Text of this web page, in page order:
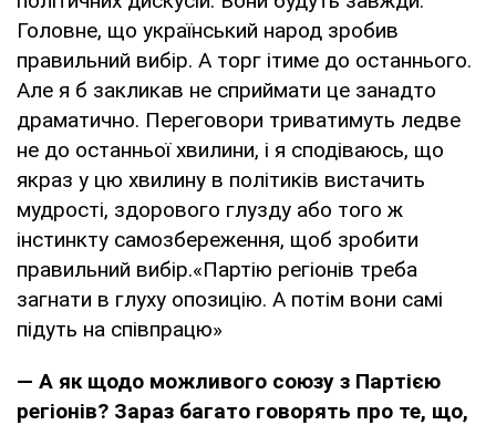
Головне, що український народ зробив
правильний вибір. А торг ітиме до останнього.
Але я б закликав не сприймати це занадто
драматично. Переговори триватимуть ледве
не до останньої хвилини, і я сподіваюсь, що
якраз у цю хвилину в політиків вистачить
мудрості, здорового глузду або того ж
інстинкту самозбереження, щоб зробити
правильний вибір.«Партію регіонів треба
загнати в глуху опозицію. А потім вони самі
підуть на співпрацю»
— А як щодо можливого союзу з Партією
регіонів? Зараз багато говорять про те, що,